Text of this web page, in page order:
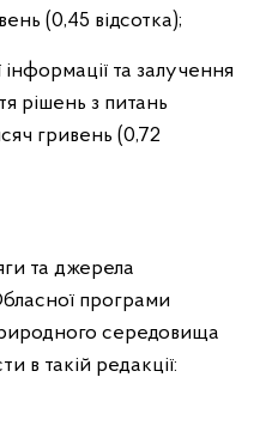
(0,45 відсотка);
та залучення
рішень з питань
гривень (0,72
та джерела
програми
середовища
в такій редакції: